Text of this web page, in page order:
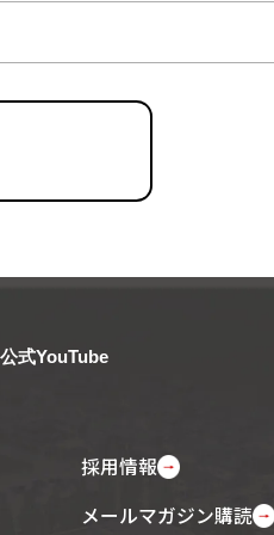
公式YouTube
採用情報
メールマガジン購読